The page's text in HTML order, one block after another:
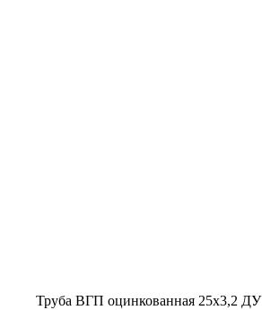
Труба ВГП оцинкованная 25х3,2 ДУ